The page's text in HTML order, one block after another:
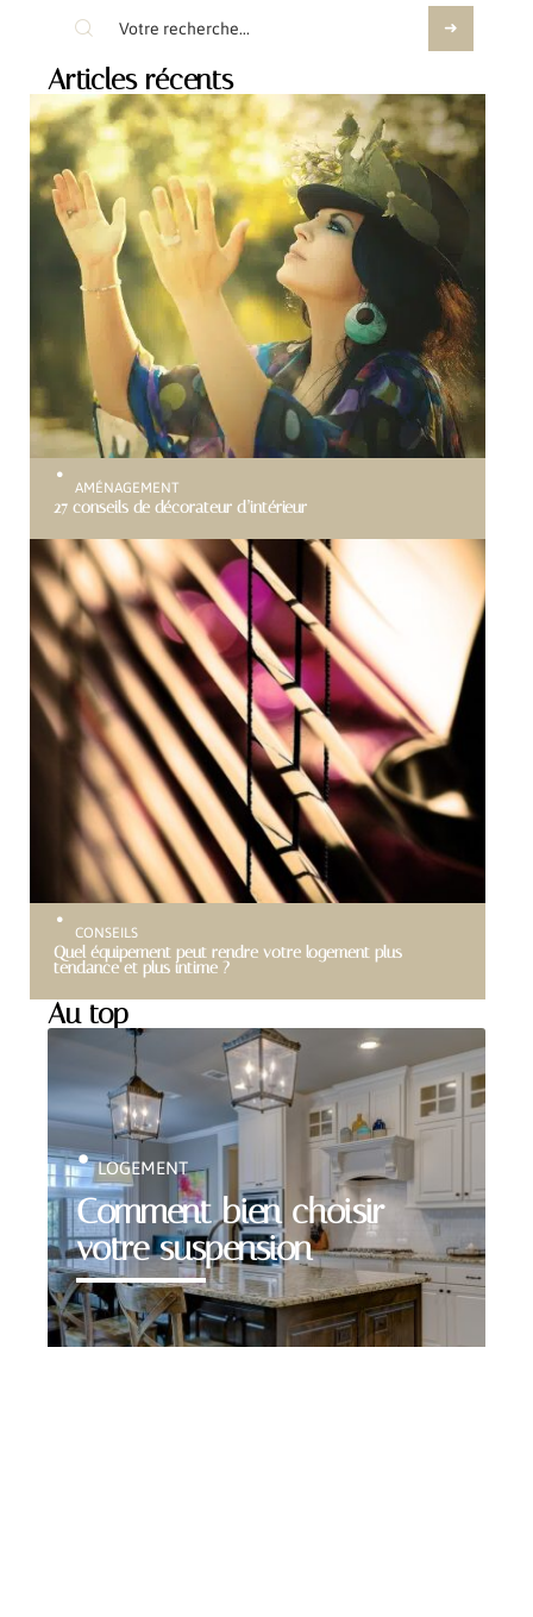
Articles récents
AMÉNAGEMENT
27 conseils de décorateur d’intérieur
CONSEILS
Quel équipement peut rendre votre logement plus
tendance et plus intime ?
Au top
Comment bien choisir
votre suspension
LOGEMENT